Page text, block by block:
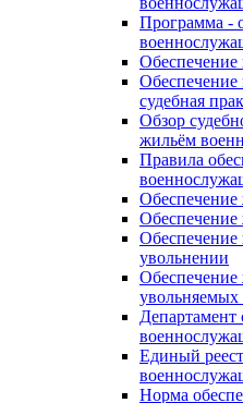
Программа -
судебная
Обзор
жильём
Правила
увольнении
увольняемых
Департамент
Единый
Норма